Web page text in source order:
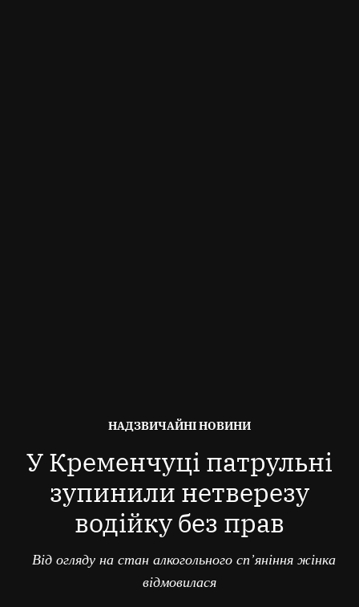
ОПУБЛІКОВАНО
НАДЗВИЧАЙНІ НОВИНИ
У Кременчуці патрульні
зупинили нетверезу
водійку без прав
Від огляду на стан алкогольного сп’яніння жінка
відмовилася